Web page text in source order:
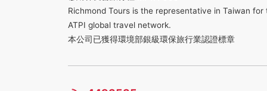
Richmond Tours is the representative in Taiwan for
ATPI global travel network.
本公司已獲得環境部銀級環保旅行業認證標章